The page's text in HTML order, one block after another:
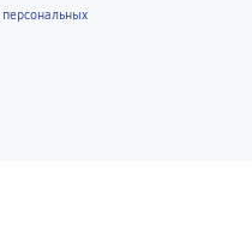
персональных